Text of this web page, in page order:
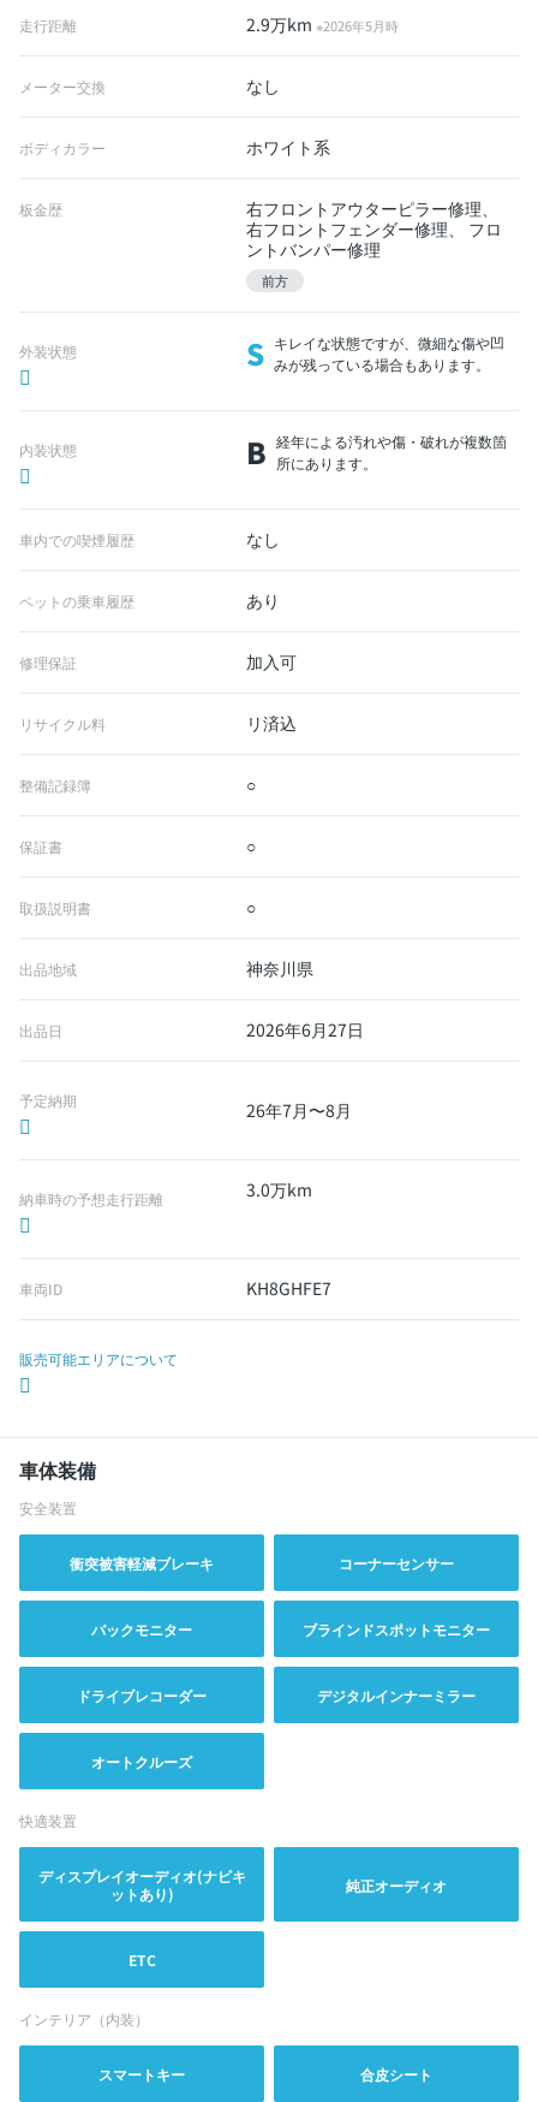
走行距離 2.9万km※2026年5月時
メーター交換 なし
ボディカラー ホワイト系
板金歴
右フロントアウターピラー修理、
右フロントフェンダー修理、 フロ
ントバンパー修理
前方
外装状態 S キレイな状態ですが、微細な傷や凹
みが残っている場合もあります。
内装状態 B 経年による汚れや傷・破れが複数箇
所にあります。
車内での喫煙履歴 なし
ペットの乗車履歴 あり
修理保証 加入可
リサイクル料 リ済込
整備記録簿 ○
保証書 ○
取扱説明書 ○
出品地域 神奈川県
出品日 2026年6月27日
予定納期 26年7月〜8月
納車時の予想走行距離 3.0万km
車両ID KH8GHFE7
販売可能エリアについて
車体装備
安全装置
衝突被害軽減ブレーキ コーナーセンサー
バックモニター ブラインドスポットモニター
ドライブレコーダー デジタルインナーミラー
オートクルーズ
快適装置
ディスプレイオーディオ(ナビキ
ットあり)
純正オーディオ
ETC
インテリア（内装）
スマートキー 合皮シート